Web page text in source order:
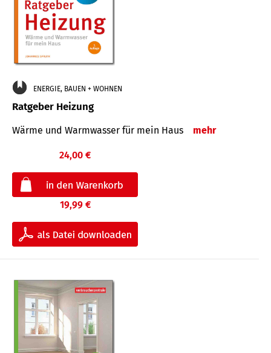
ENERGIE, BAUEN + WOHNEN
Ratgeber Heizung
Wärme und Warmwasser für mein Haus mehr
24,00 €
19,99 €